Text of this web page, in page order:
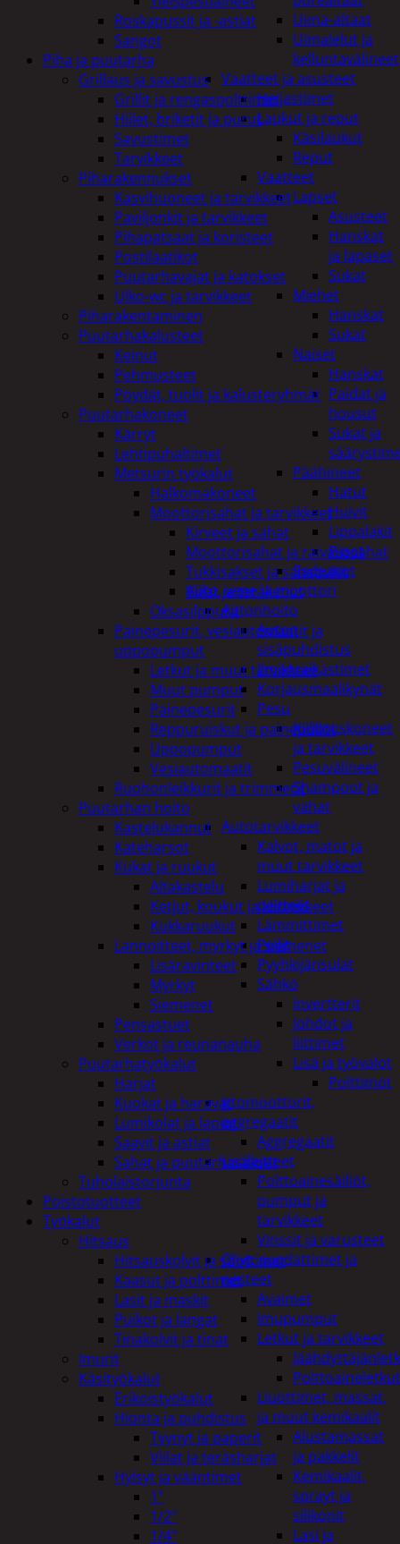
Uima-altaat
Uimalelut ja
kelluntavälineet
Vaatteet ja asusteet
Heijastimet
Laukut ja reput
Käsilaukut
Reput
Vaatteet
Lapset
Asusteet
Hanskat
ja lapaset
Sukat
Miehet
Hanskat
Sukat
Naiset
Hanskat
Paidat ja
housut
Sukat ja
Päähineet
Hatut
Huivit
Lippalakit
Pipot
Sadeasut
Auto, vene ja moottori
Autonhoito
Auton
sisäpuhdistus
Ilmanraikastimet
Korjausmaalikynät
Pesu
Kiillotuskoneet
ja tarvikkeet
Pesuvälineet
Shampoot ja
vahat
Autotarvikkeet
Kalvot, matot ja
muut tarvikkeet
Lumiharjat ja
peitteet
Lämmittimet
Peilit
Pyyhkijänsulat
Sähkö
Invertterit
Johdot ja
liittimet
Lisä ja työvalot
Polttimot
Irtomoottorit,
aggregaatit
Aggregaatit
Lisälaitteet
Polttoainesäiliöt,
pumput ja
tarvikkeet
Vinssit ja varusteet
Öljyt, suodattimet ja
nesteet
Avaimet
Imupumput
Letkut ja tarvikkeet
Polttoaineletkut
Liuottimet, massat,
ja muut kemikaalit
Alustamassat
ja pakkelit
Kemikaalit,
sprayt ja
silikonit
Lasi ja
Roskapussit ja -astiat
Sangot
Piha ja puutarha
Grillaus ja savustus
Grillit ja rengaspolttimet
Hiilet, briketit ja purut
Savustimet
Tarvikkeet
Piharakennukset
Kasvihuoneet ja tarvikkeet
Paviljonkit ja tarvikkeet
Pihapatsaat ja koristeet
Postilaatikot
Puutarhavajat ja katokset
Ulko-wc ja tarvikkeet
Piharakentaminen
Puutarhakalusteet
Keinut
Pehmusteet
Pöydät, tuolit ja kalusteryhmät
Puutarhakoneet
Kärryt
Lehtipuhaltimet
Metsurin työkalut
Halkomakoneet
Moottorisahat ja tarvikkeet
Kirveet ja sahat
Moottorisahat ja raivaussahat
Tukkisakset ja sahapukit
Viilat ja teräketjut
Oksasilppurit
Painepesurit, vesiautomaatit ja
uppopumput
Letkut ja muut tarvikkeet
Muut pumput
Painepesurit
Reppuruiskut ja painepullot
Uppopumput
Vesiautomaatit
Ruohonleikkurit ja trimmerit
Puutarhan hoito
Kastelukannut
Kateharsot
Kukat ja ruukut
Altakastelu
Ketjut, koukut ja kiinnikkeet
Kukkaruukut
Lannoitteet, myrkyt ja siemenet
Lisäravinteet
Myrkyt
Siemenet
Pensastuet
Verkot ja reunanauha
Puutarhatyökalut
Harjat
Kuokat ja haravat
Lumikolat ja lapiot
Saavit ja astiat
Sahat ja puutarhasakset
Tuholaistorjunta
Poistotuotteet
Työkalut
Hitsaus
Hitsauskolvit ja suuttimet
Kaasut ja polttimet
Lasit ja maskit
Puikot ja langat
Tinakolvit ja tinat
Imurit
Käsityökalut
Erikoistyökalut
Hionta ja puhdistus
Tyynyt ja paperit
Viilat ja teräsharjat
Hylsyt ja vääntimet
1"
1/2"
1/4"